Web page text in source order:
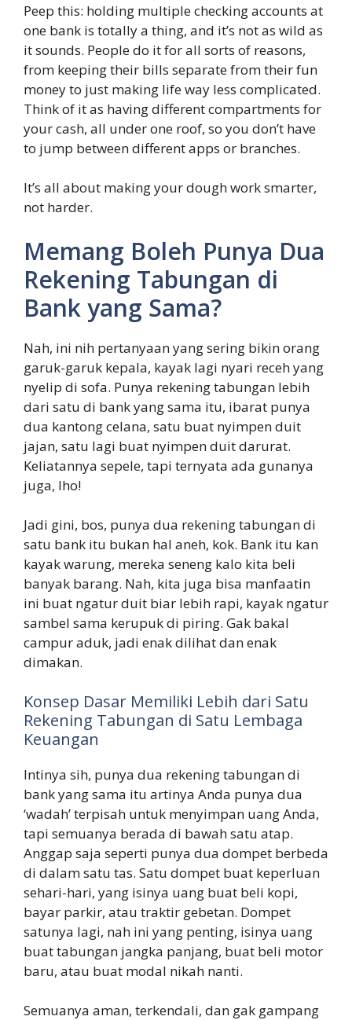
Peep this: holding multiple checking accounts at
one bank is totally a thing, and it’s not as wild as
it sounds. People do it for all sorts of reasons,
from keeping their bills separate from their fun
money to just making life way less complicated.
Think of it as having different compartments for
your cash, all under one roof, so you don’t have
to jump between different apps or branches.
It’s all about making your dough work smarter,
not harder.
Memang Boleh Punya Dua
Rekening Tabungan di
Bank yang Sama?
Nah, ini nih pertanyaan yang sering bikin orang
garuk-garuk kepala, kayak lagi nyari receh yang
nyelip di sofa. Punya rekening tabungan lebih
dari satu di bank yang sama itu, ibarat punya
dua kantong celana, satu buat nyimpen duit
jajan, satu lagi buat nyimpen duit darurat.
Keliatannya sepele, tapi ternyata ada gunanya
juga, lho!
Jadi gini, bos, punya dua rekening tabungan di
satu bank itu bukan hal aneh, kok. Bank itu kan
kayak warung, mereka seneng kalo kita beli
banyak barang. Nah, kita juga bisa manfaatin
ini buat ngatur duit biar lebih rapi, kayak ngatur
sambel sama kerupuk di piring. Gak bakal
campur aduk, jadi enak dilihat dan enak
dimakan.
Konsep Dasar Memiliki Lebih dari Satu
Rekening Tabungan di Satu Lembaga
Keuangan
Intinya sih, punya dua rekening tabungan di
bank yang sama itu artinya Anda punya dua
‘wadah’ terpisah untuk menyimpan uang Anda,
tapi semuanya berada di bawah satu atap.
Anggap saja seperti punya dua dompet berbeda
di dalam satu tas. Satu dompet buat keperluan
sehari-hari, yang isinya uang buat beli kopi,
bayar parkir, atau traktir gebetan. Dompet
satunya lagi, nah ini yang penting, isinya uang
buat tabungan jangka panjang, buat beli motor
baru, atau buat modal nikah nanti.
Semuanya aman, terkendali, dan gak gampang